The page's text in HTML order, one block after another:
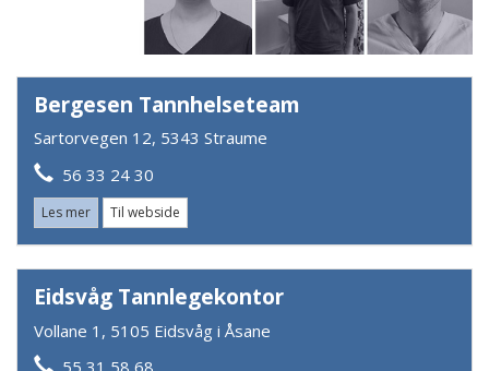
Bergesen Tannhelseteam
Sartorvegen 12, 5343 Straume
56 33 24 30
Les mer Til webside
Eidsvåg Tannlegekontor
Vollane 1, 5105 Eidsvåg i Åsane
55 31 58 68